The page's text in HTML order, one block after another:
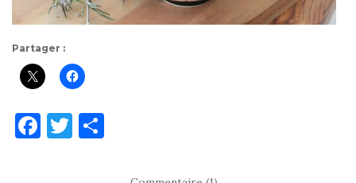
Partager :
F T